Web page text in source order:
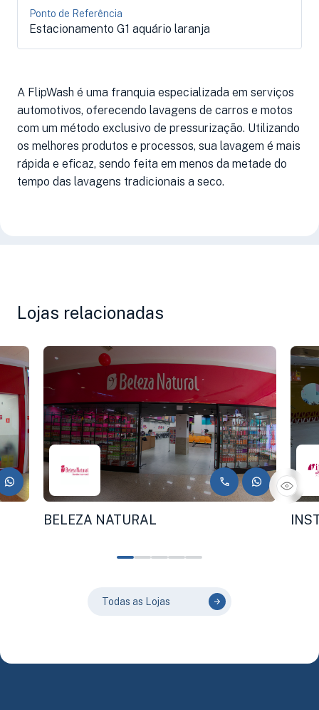
Ponto de Referência
Estacionamento G1 aquário laranja
A FlipWash é uma franquia especializada em serviços
automotivos, oferecendo lavagens de carros e motos
com um método exclusivo de pressurização. Utilizando
os melhores produtos e processos, sua lavagem é mais
rápida e eficaz, sendo feita em menos da metade do
tempo das lavagens tradicionais a seco.
Lojas relacionadas
BELEZA NATURAL
Todas as Lojas